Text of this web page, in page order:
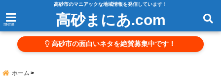
高砂市のマニアックな地域情報を発信しています！
menu 高砂まにあ.com
高砂市の面白いネタを絶賛募集中です！
ホーム